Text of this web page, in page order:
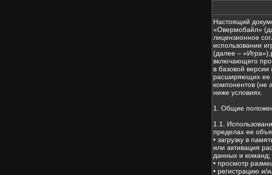
Настоящий
«Овермобайл»
лицензионное
использовании
(далее –
включающего
в базовой
расширяющих ее
компонентов (не
ниже условиях.
1. Общие
1.1.
пределах ее
• загрузку в
или активация
данных и команд;
• просмотр
• регистрацию и/